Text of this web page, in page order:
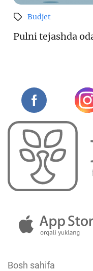
Budjet
Pulni tejashda
Bosh sahifa